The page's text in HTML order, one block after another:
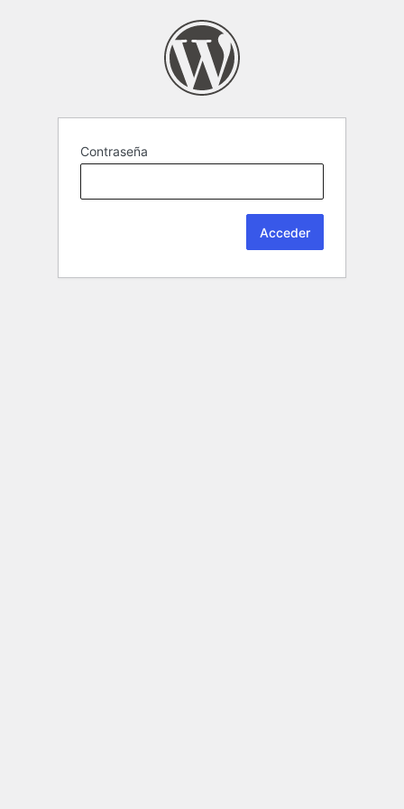
Contraseña